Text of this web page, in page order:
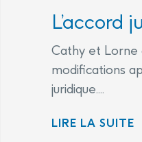
L’accord
Cathy et Lorne
modifications
juridique....
LIRE LA SUITE